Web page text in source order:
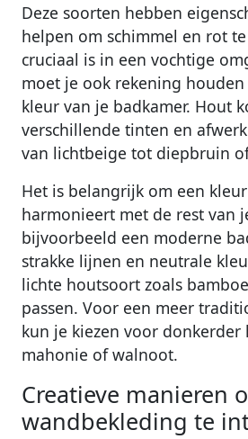
Deze soorten hebben
helpen om schimmel en rot
cruciaal is in een vochtige
moet je ook rekening
kleur van je badkamer. Hout
verschillende tinten en
van lichtbeige tot diepbruin
Het is belangrijk om een
harmonieert met de rest van
bijvoorbeeld een moderne
strakke lijnen en neutrale
lichte houtsoort zoals
passen. Voor een meer
kun je kiezen voor donkerder
mahonie of walnoot.
Creatieve manieren
wandbekleding te